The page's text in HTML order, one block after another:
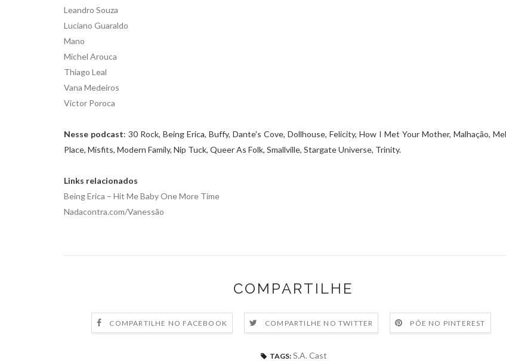
Leandro Souza
Luciano Guaraldo
Mano
Michel Arouca
Thiago Leal
Vana Medeiros
Victor Poroca
Nesse podcast: 30 Rock, Being Erica, Buffy, Dante's Cove, Dollhouse, Felicity, How I Met Your Mother, Malhação,
Place, Misfits, Modern Family, Nip Tuck, Queer As Folk, Smallville, Stargate Universe, Trinity.
Links relacionados
Being Erica – Hit Me Baby One More Time
Nadacontra.com/Vanessão
COMPARTILHE
COMPARTILHE NO FACEBOOK COMPARTILHE NO TWITTER PÕE NO PINTEREST
TAGS: S.A. Cast